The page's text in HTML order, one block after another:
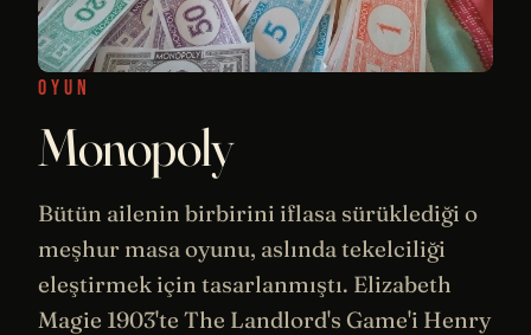
OYUN
Monopoly
Bütün ailenin birbirini iflasa sürüklediği o
meşhur masa oyunu, aslında tekelciliği
eleştirmek için tasarlanmıştı. Elizabeth
Magie 1903'te The Landlord's Game'i Henry